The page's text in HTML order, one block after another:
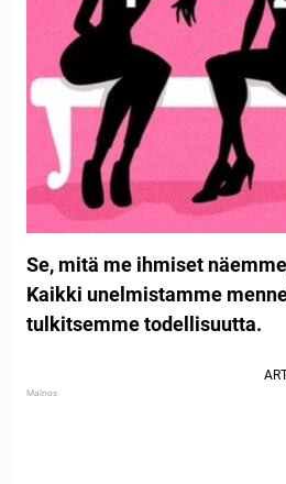
Se, mitä me ihmiset
Kaikki unelmistamme
tulkitsemme todellisuutta.